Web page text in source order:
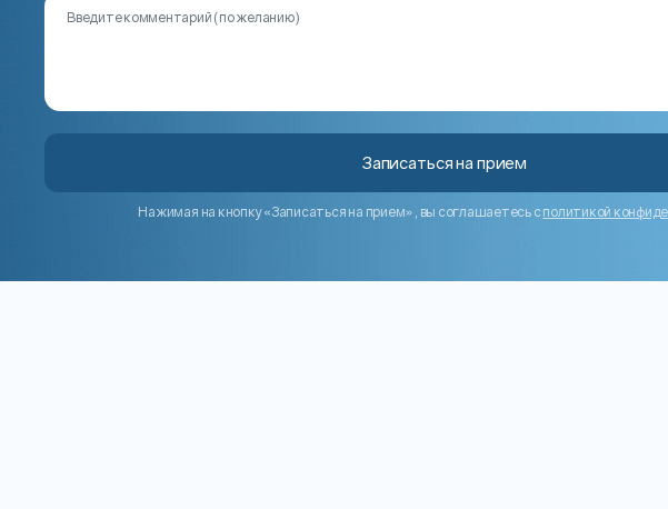
Записаться на прием
Нажимая на кнопку «Записаться на прием», вы соглашаетесь сполитикой